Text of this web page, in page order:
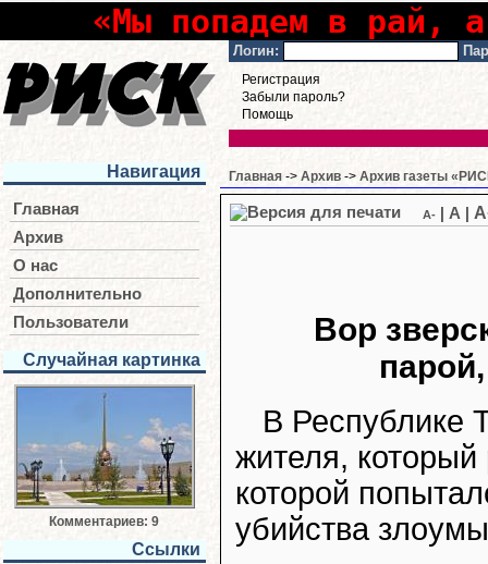
«Мы попадем в рай,
Логин:
Регистрация
Забыли пароль?
Помощь
Навигация
Главная
Архив
О нас
Дополнительно
Пользователи
Случайная картинка
Комментариев: 9
Ссылки
Главная -> Архив -> Архив газеты
A- A
Вор
В Республике
жителя,
которой
убийства